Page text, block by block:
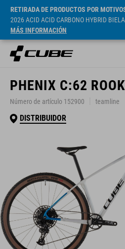
RETIRADA DE PRODUCTOS POR
2026 ACID ACID CARBONO HYBRID
MÁS INFORMACIÓN
PHENIX C:62
Número de artículo 152900 teamline
DISTRIBUIDOR